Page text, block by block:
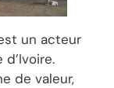
un acteur
de valeur,